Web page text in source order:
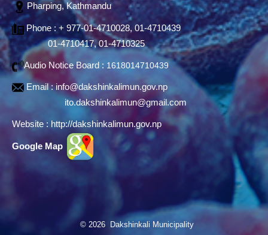
Pharping, Kathmandu
Phone : + 977-01-4710028, 01-4710439
01-4710417, 01-4710325
Audio Notice Board : 1618014710439
Email :info@dakshinkalimun.gov.np
ito.dakshinkalimun@gmail.com
Website : http://dakshinkalimun.gov.np
Google Map
© 2026 Dakshinkali Municipality